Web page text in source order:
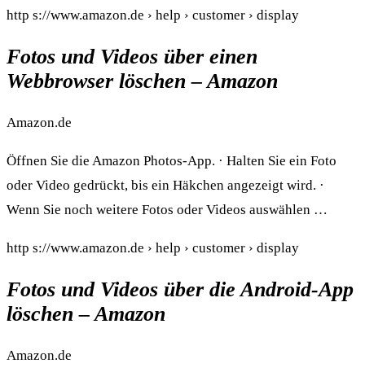
http s://www.amazon.de › help › customer › display
Fotos und Videos über einen
Webbrowser löschen – Amazon
Amazon.de
Öffnen Sie die Amazon Photos-App. · Halten Sie ein Foto
oder Video gedrückt, bis ein Häkchen angezeigt wird. ·
Wenn Sie noch weitere Fotos oder Videos auswählen …
http s://www.amazon.de › help › customer › display
Fotos und Videos über die Android-App
löschen – Amazon
Amazon.de